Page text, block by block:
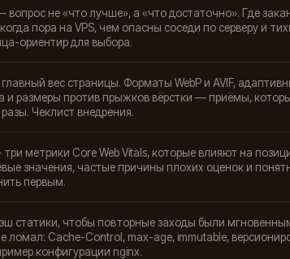
вопрос не «что лучше», а «что достаточно». Где
пора на VPS, чем опасны соседи по серверу и
ориентир для выбора.
вес страницы. Форматы WebP и AVIF,
и размеры против прыжков вёрстки — приёмы,
Чеклист внедрения.
три метрики Core Web Vitals, которые влияют на
значения, частые причины плохих оценок и
первым.
статики, чтобы повторные заходы были
ломал: Cache-Control, max-age, immutable,
конфигурации nginx.